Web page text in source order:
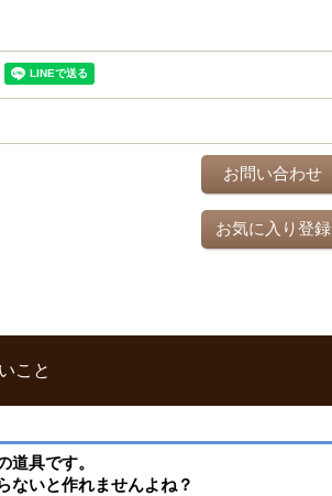
お問い合わせ
お気に入り登録
こと
道具です。
ないと作れませんよね？